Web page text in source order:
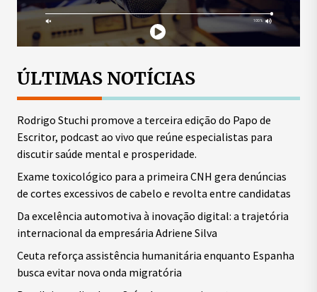
ÚLTIMAS NOTÍCIAS
Rodrigo Stuchi promove a terceira edição do Papo de
Escritor, podcast ao vivo que reúne especialistas para
discutir saúde mental e prosperidade.
Exame toxicológico para a primeira CNH gera denúncias
de cortes excessivos de cabelo e revolta entre candidatas
Da excelência automotiva à inovação digital: a trajetória
internacional da empresária Adriene Silva
Ceuta reforça assistência humanitária enquanto Espanha
busca evitar nova onda migratória